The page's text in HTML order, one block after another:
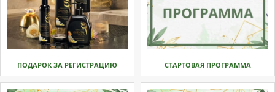
ПОДАРОК ЗА РЕГИСТРАЦИЮ СТАРТОВАЯ ПРОГРАММА